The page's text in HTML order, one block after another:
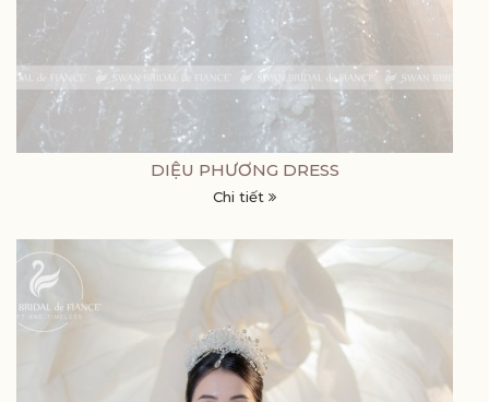
DIỆU PHƯƠNG DRESS
Chi tiết